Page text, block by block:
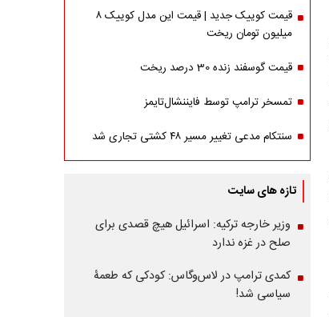
قیمت کوییک جدید | قیمت این مدل کوییک ۸
میلیون تومان ریخت
قیمت گوسفند زنده 30 درصد ریخت
تمسخر ترامپ توسط فایننشال‌تایمز
سنتکام مدعی تغییر مسیر ۴۸ کشتی تجاری شد
تازه های سایت
وزیر خارجه ترکیه: اسرائیل هیچ قصدی برای
صلح در غزه ندارد
کمدی ترامپ در لاس‌وگاس: کودکی که طعمۀ
سیاسی شد!